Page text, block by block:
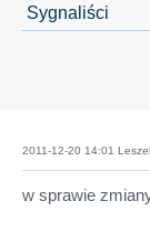
Sygnaliści
2011-12-20 14:01
w sprawie